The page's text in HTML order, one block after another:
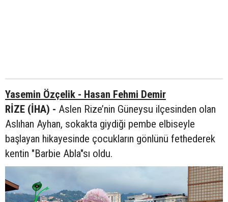
Yasemin Özçelik - Hasan Fehmi Demir
RİZE (İHA) - Aslen Rize’nin Güneysu ilçesinden olan
Aslıhan Ayhan, sokakta giydiği pembe elbiseyle
başlayan hikayesinde çocukların gönlünü fethederek
kentin "Barbie Abla"sı oldu.